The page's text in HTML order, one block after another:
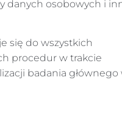
danych osobowych i
się do wszystkich
procedur w trakcie
badania głównego